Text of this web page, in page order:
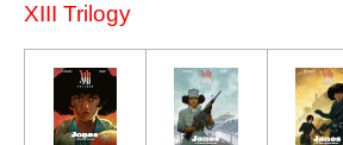
XIII Trilogy